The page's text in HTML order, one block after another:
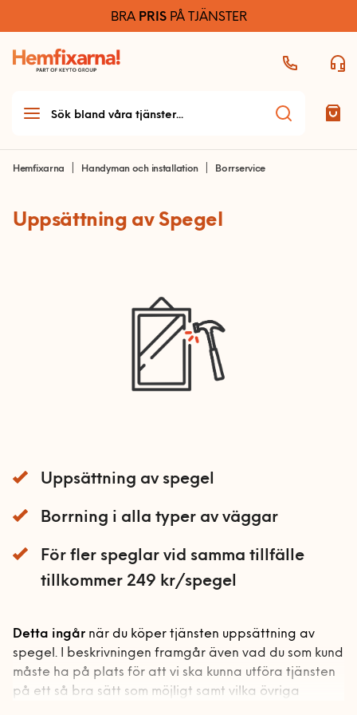
BRA PRISPÅ TJÄNSTER
Teknikhjälp
Dator och skrivare
Mobil och fast telefoni
TV och streaming
Möbelmontering startsida
Förvaringssystem
Övrig förvaring
Barnsäng och
Sängskåp
Soffor och fåtöljer
Bäddsoffa
Schäslong
Utomhusmontering
Handyman & installation
installation startsida
Allmän hantverkshjälp
Grillar
Robotgräsklippare
Vitvaror
Tvättstuga
Bygg-service
Dörrar och fönster
VVS
Bad
El
Hemfixarna Handyman och installation Borrservice
Uppsättning av Spegel
Uppsättning av spegel
Borrning i alla typer av väggar
För fler speglar vid samma tillfälle
tillkommer 249 kr/spegel
Detta ingår när du köper tjänsten uppsättning av
spegel. I beskrivningen framgår även vad du som kund
måste ha på plats för att vi ska kunna utföra tjänsten
på ett så bra sätt som möjligt samt vilka övriga